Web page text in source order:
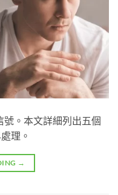
。本文詳細列出五個
理。
→